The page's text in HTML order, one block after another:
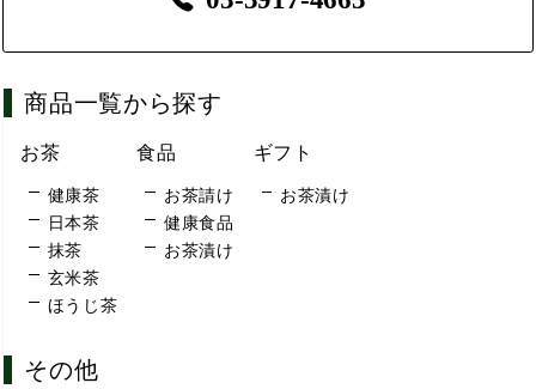
商品一覧から探す
お茶
健康茶
日本茶
抹茶
玄米茶
ほうじ茶
食品
お茶請け
健康食品
お茶漬け
ギフト
お茶漬け
その他